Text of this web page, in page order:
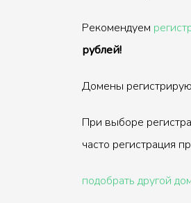
Рекомендуем
рублей!
Домены
При выборе
часто регистрация
подобрать другой